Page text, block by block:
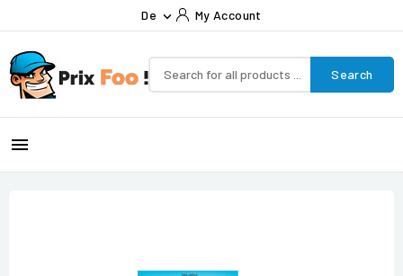
De  My Account
Search
